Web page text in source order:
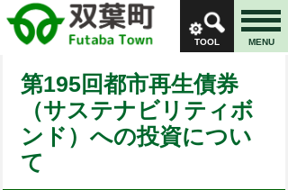
TOOL MENU
第195回都市再生債券
（サステナビリティボ
ンド）への投資につい
て